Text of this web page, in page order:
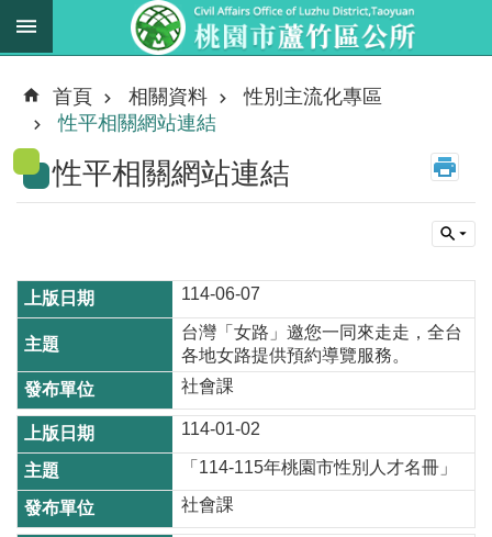
跳到主要內容區塊
新
消
息
業
法
規
料
進
階
搜
尋
首頁 相關資料
性別主流化專區
性平相關網站連結
性平相關網站連結
114-06-07
台灣「女路」邀您一同來走走，全台
各地女路提供預約導覽服務。
社會課
114-01-02
「114-115年桃園市性別人才名冊」
社會課